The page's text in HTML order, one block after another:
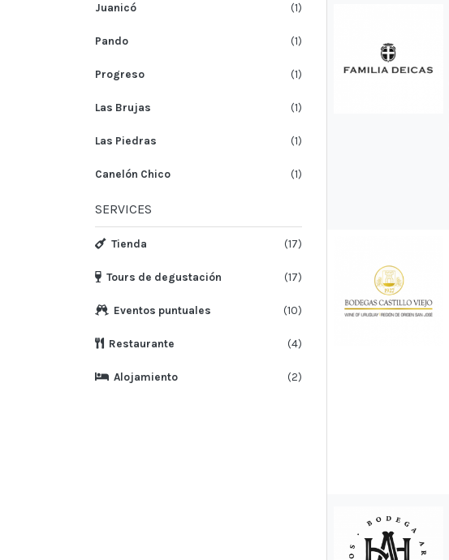
Juanicó (1)
Pando (1)
Progreso (1)
Las Brujas (1)
Las Piedras (1)
Canelón Chico (1)
SERVICES
Tienda (17)
Tours de degustación (17)
Eventos puntuales (10)
Restaurante (4)
Alojamiento (2)